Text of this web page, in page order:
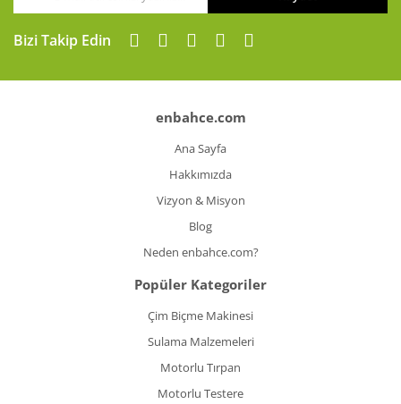
Bizi Takip Edin
enbahce.com
Ana Sayfa
Hakkımızda
Vizyon & Misyon
Blog
Neden enbahce.com?
Popüler Kategoriler
Çim Biçme Makinesi
Sulama Malzemeleri
Motorlu Tırpan
Motorlu Testere